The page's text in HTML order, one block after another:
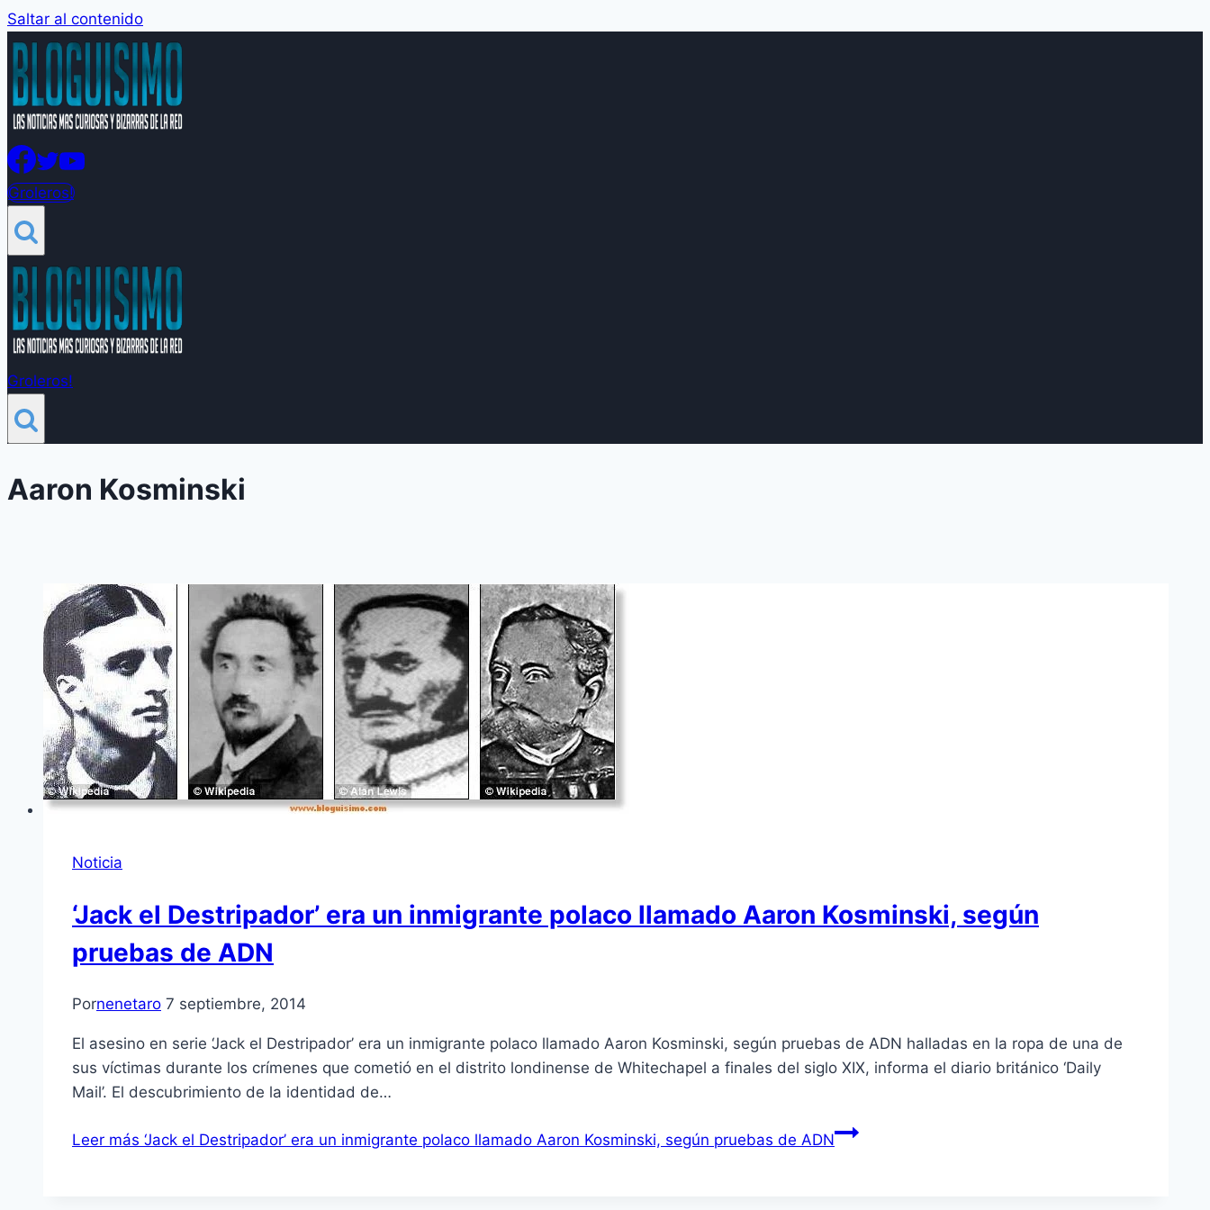
Saltar al contenido
Groleros!
Groleros!
Aaron Kosminski
Noticia
‘Jack el Destripador’ era un inmigrante polaco llamado Aaron Kosminski, según
pruebas de ADN
Pornenetaro 7 septiembre, 2014
El asesino en serie ‘Jack el Destripador’ era un inmigrante polaco llamado Aaron Kosminski, según pruebas de ADN halladas en la ropa de una de
sus víctimas durante los crímenes que cometió en el distrito londinense de Whitechapel a finales del siglo XIX, informa el diario británico ‘Daily
Mail’. El descubrimiento de la identidad de…
Leer más ‘Jack el Destripador’ era un inmigrante polaco llamado Aaron Kosminski, según pruebas de ADN